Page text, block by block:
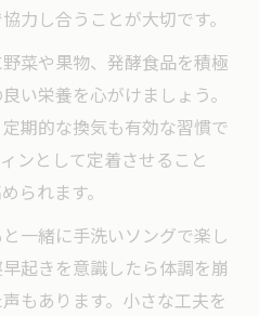
力し合うことが大切です。
菜や果物、発酵食品を積極
い栄養を心がけましょう。
期的な換気も有効な習慣で
ンとして定着させること
られます。
一緒に手洗いソングで楽し
起きを意識したら体調を崩
もあります。小さな工夫を